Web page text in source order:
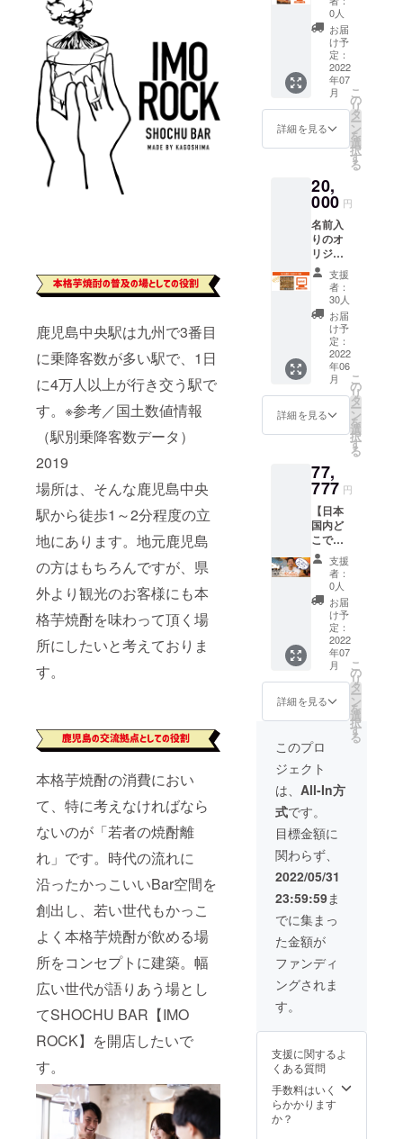
鹿児島中央駅は九州で3番目
に乗降客数が多い駅で、1日
に4万人以上が行き交う駅で
す。※参考／国土数値情報
（駅別乗降客数データ）
2019
場所は、そんな鹿児島中央
駅から徒歩1～2分程度の立
地にあります。地元鹿児島
の方はもちろんですが、県
外より観光のお客様にも本
格芋焼酎を味わって頂く場
所にしたいと考えておりま
す。
本格芋焼酎の消費におい
て、特に考えなければなら
ないのが「若者の焼酎離
れ」です。時代の流れに
沿ったかっこいいBar空間を
創出し、若い世代もかっこ
よく本格芋焼酎が飲める場
所をコンセプトに建築。幅
広い世代が語りあう場とし
てSHOCHU BAR【IMO
ROCK】を開店したいで
す。
もん。】を
約束の地、
天文館にて
オープン。
夜は鮨居心
地屋として
九州を表現
する！
2019.06
鹿児島にも
無かった風
を！企画ア
ミュプレミ
アム館7階に
九州初上陸
となる【 韓
HOMIBING
】をオープ
ン。
谷山エリア
活性の金字
塔【居酒屋
エビスクジ
ラ】をオー
プン。
その他、
数々の地域
活性イベン
ト参加・創
出させて頂
き
飲食から発
信できる可
能性の幅
を、より多
く広げさせ
て頂いてい
ます！
くださ
い。 ・
公序良
俗に反
さない
お名前
でお願
い致し
ます。
重宝さ
れてお
りま
す。何
より、
天然素
材で味
わう雰
和みや
癒しを
せ、笑
顔にさ
せてく
れそう
なアイ
テムで
す。
******H
Pへのお
名前記
載につ
いて
****** ・
株式会
社グッ
ドフェ
ローズ
ダイニ
ングの
お名前
を掲載
致しま
す（希
望者の
み／
ニック
ネーム
可）。
・掲載
可能な
お名前
（又は
ニック
ネー
ム）を
10文字
以内で
備考欄
へご記
入くだ
さい。
・掲載
不要の
方は備
考欄へ
【不
要】と
ご記入
くださ
い。 ・
公序良
俗に反
さない
お名前
でお願
い致し
ヒー、
ジュー
スなど
にも何
度でも
使用で
き、軽
れる心
配が少
配や子
供さ
ん、人
気のア
ウトド
アにも
重宝さ
れてお
りま
す。何
より、
天然素
材で味
わう雰
囲気が
癒しを
感じさ
顔にさ
せてく
れそう
なアイ
テムで
す。
******H
Pへのお
名前記
載につ
いて
****** ・
株式会
社グッ
ドフェ
ローズ
ダイニ
ングの
HP内に
お名前
を掲載
致しま
す（希
望者の
み／
ニック
ネーム
可）。
・掲載
可能な
お名前
（又は
ニック
ネー
ム）を
10文字
以内で
備考欄
・掲載
不要の
方は備
考欄へ
【不
【不
要】と
ご記入
くださ
い。 ・
公序良
俗に反
お名前
でお願
を掲載
致しま
す（希
望者の
み／
ニック
ネーム
可）。
・掲載
ニック
ネー
ム）を
10文字
以内で
備考欄
へご記
入くだ
さい。
・掲載
不要の
方は備
考欄へ
【不
要】と
くださ
い。 ・
さない
お名前
でお願
い致し
ます。
及び添
加物等
の食品
表示は
お届け
商品の
ラベル
に表記
されま
名前記
載につ
いて
****** ・
株式会
社グッ
ドフェ
ローズ
ダイニ
ングの
HP内に
お名前
を掲載
致しま
す（希
望者の
み／
・掲載
可能な
お名前
（又は
ニック
ネー
ム）を
10文字
以内で
備考欄
へご記
入くだ
さい。
・掲載
不要の
考欄へ
【不
ご記入
くださ
い。 ・
公序良
さない
お名前
でお願
い致し
ます。
味の強
いモモ
の２大
希少部
位イチ
ボ、ラ
ンプを
その時
の入荷
状況で
より良
ツをセ
レクト
してお
贈りし
ます。
原材料
及び添
加物等
の食品
表示は
お届け
商品の
ラベル
に表記
されま
す
******H
Pへのお
いて
****** ・
株式会
社グッ
ドフェ
ローズ
ダイニ
ングの
HP内に
お名前
を掲載
致しま
す（希
望者の
み／
ニック
ネーム
可能な
（又は
ニック
ム）を
10文字
以内で
備考欄
へご記
さい。
・掲載
不要の
方は備
考欄へ
【不
要】と
い。 ・
公序良
俗に反
さない
お名前
でお願
0人
お届
け予
定：
2022
年07
月
詳細を見る
こ
の
リ
タ
ー
ン
を
選
択
す
る
20,
000 円
名前入
りのオ
リジナ
ル提灯
を店舗
に設定
いたし
ます☆
提灯に
かこま
れなが
ら美味
しい焼
酎を♪
******提
灯＆HP
名前記
載につ
いて
****** ・
提灯お
よび、
株式会
社グッ
ドフェ
ローズ
ダイニ
ングの
HP内に
お名前
を掲載
致しま
す
ム可。
漢字・
ひらが
な・カ
タカナ
のみ記
載OK。
※英数字
不可で
す）。
・掲載
可能な
お名前
（又は
ニック
ネー
ム）を
15文字
へご記
入くだ
さい。
・公序
良俗に
反さな
支援
者：
30人
お届
け予
定：
2022
年06
月
詳細を見る
こ
の
リ
タ
ー
ン
を
選
択
す
る
77,
777 円
【日本
国内ど
こでも
行きま
す！】
代表と
さし飲
みチ
ケッ
ト！
じっく
りワイ
ワイ
と！弊
社ノウ
ハウを
お伝え
いたし
ます♪
≪主な
ノウハ
ウ≫ ●
企業理
念の作
り方と
浸透の
仕方 ●
飲食店
マネジ
メント
と経営
●ミニマ
ム本部
での多
20店舗
企業
フェー
ズの在
り方 ●
人財育
支援
者：
0人
お届
け予
定：
2022
年07
月
詳細を見る
こ
の
リ
タ
ー
ン
を
選
択
す
る
このプロ
ジェクト
は、 All-In方
式です。
目標金額に
関わらず、
2022/05/31
23:59:59ま
でに集まっ
た金額が
ファンディ
ングされま
す。
支援に関するよ
くある質問
手数料はいく
らかかります
か？